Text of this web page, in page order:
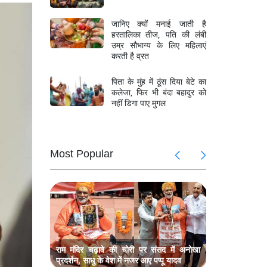
जानिए क्यों मनाई जाती है
हरतालिका तीज, पति की लंबी
उम्र सौभाग्य के लिए महिलाएं
करती है व्रत
पिता के मुंह में ठूंस दिया बेटे का
कलेजा, फिर भी बंदा बहादुर को
नहीं डिगा पाए मुगल
Most Popular
बेबस
राम मंदिर चढ़ावे की चोरी पर संसद में अनोखा
प्रदर्शन, साधु के वेश में नजर आए पप्पू यादव